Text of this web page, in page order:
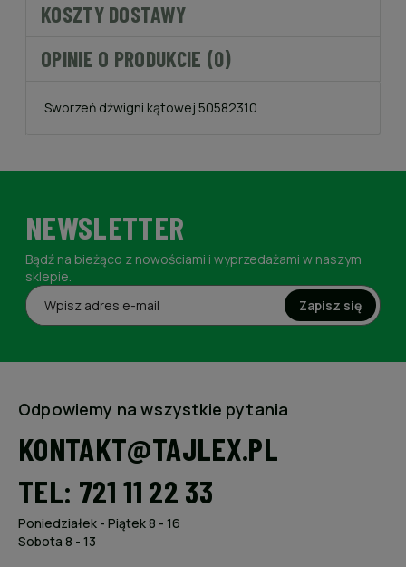
KOSZTY DOSTAWY
OPINIE O PRODUKCIE (0)
Sworzeń dźwigni kątowej 50582310
NEWSLETTER
Bądź na bieżąco z nowościami i wyprzedażami w naszym
sklepie.
Zapisz się
Odpowiemy na wszystkie pytania
KONTAKT@TAJLEX.PL
TEL: 721 11 22 33
Poniedziałek - Piątek 8 - 16
Sobota 8 - 13